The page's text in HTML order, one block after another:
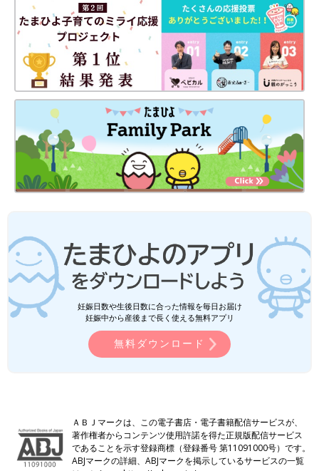
妊娠日数や生後日数に合った情報を毎日お届け
妊娠中から産後まで長く使える無料アプリ
無料ダウンロード
ＡＢＪマークは、この電子書店・電子書籍配信サービスが、
著作権者からコンテンツ使用許諾を得た正規版配信サービス
であることを示す登録商標（登録番号 第11091000号）です。
ABJマークの詳細、ABJマークを掲示しているサービスの一覧